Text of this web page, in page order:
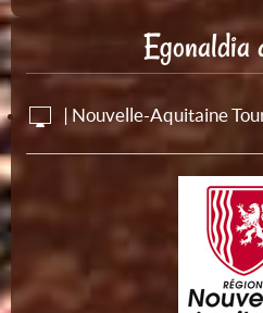
Egonaldia
| Nouvelle-Aquitaine